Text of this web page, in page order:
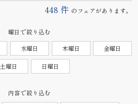
448 件 のフェアがあります。
曜日で絞り込む
水曜日 木曜日 金曜日
土曜日 日曜日
内容で絞り込む